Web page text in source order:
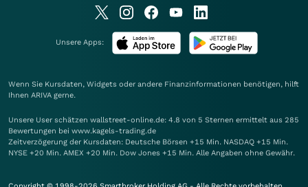
Unsere Apps:
Wenn Sie Kursdaten, Widgets oder andere Finanzinformationen benötigen, hilft
Ihnen ARIVA gerne.
Unsere User schätzen wallstreet-online.de: 4.8 von 5 Sternen ermittelt aus 285
Bewertungen bei www.kagels-trading.de
Zeitverzögerung der Kursdaten: Deutsche Börsen +15 Min. NASDAQ +15 Min.
NYSE +20 Min. AMEX +20 Min. Dow Jones +15 Min. Alle Angaben ohne Gewähr.